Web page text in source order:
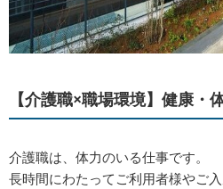
【介護職×職場環境】健康・
介護職は、体力のいる仕事です。
長時間にわたってご利用者様やご